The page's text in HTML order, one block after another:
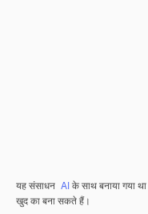
यह संसाधन AIके साथ बनाया गया
खुद का बना सकते हैं।